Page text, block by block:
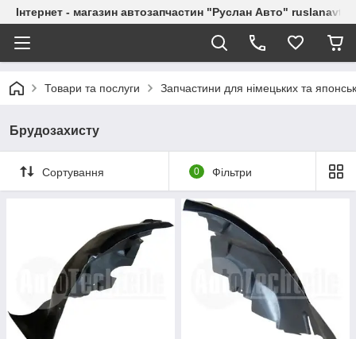
Інтернет - магазин автозапчастин "Руслан Авто"
Товари та послуги Запчастини для німецьких та
Брудозахисту
Сортування 0 Фільтри